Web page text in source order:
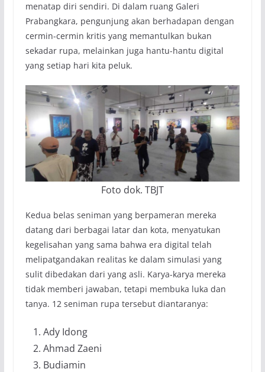
menatap diri sendiri. Di dalam ruang Galeri
Prabangkara, pengunjung akan berhadapan dengan
cermin-cermin kritis yang memantulkan bukan
sekadar rupa, melainkan juga hantu-hantu digital
yang setiap hari kita peluk.
Foto dok. TBJT
Kedua belas seniman yang berpameran mereka
datang dari berbagai latar dan kota, menyatukan
kegelisahan yang sama bahwa era digital telah
melipatgandakan realitas ke dalam simulasi yang
sulit dibedakan dari yang asli. Karya-karya mereka
tidak memberi jawaban, tetapi membuka luka dan
tanya. 12 seniman rupa tersebut diantaranya:
Ady Idong
Ahmad Zaeni
Budiamin